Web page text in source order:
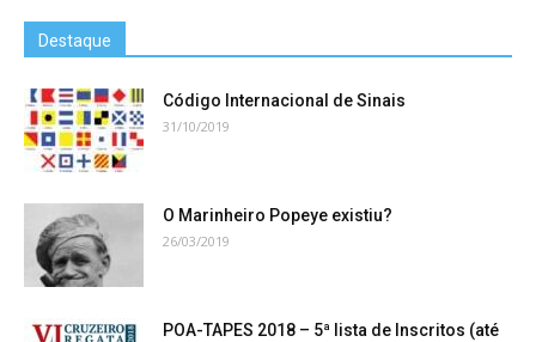
Destaque
Código Internacional de Sinais
31/10/2019
O Marinheiro Popeye existiu?
26/03/2019
POA-TAPES 2018 – 5ª lista de Inscritos (até